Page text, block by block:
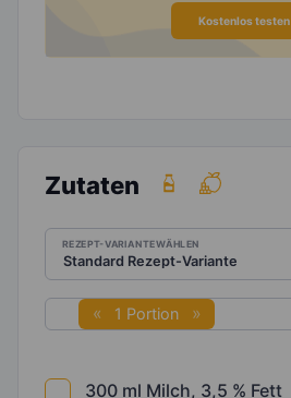
Kostenlos testen
Zutaten
REZEPT-VARIANTE WÄHLEN
1 Portion
300 ml Milch, 3,5 % Fett